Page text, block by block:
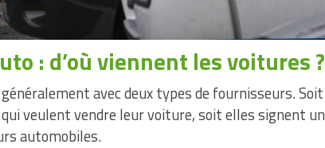
: d’où viennent les voitures ?
avec deux types de fournisseurs. Soit
veulent vendre leur voiture, soit elles signent un
automobiles.